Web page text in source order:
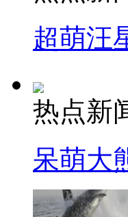
超萌汪
热点新
呆萌大